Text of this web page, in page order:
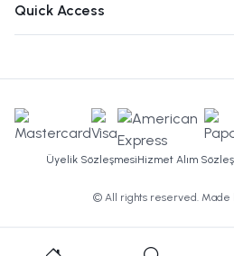
Quick Access
Üyelik SözleşmesiHizmet Alım
© All rights reserved. Made